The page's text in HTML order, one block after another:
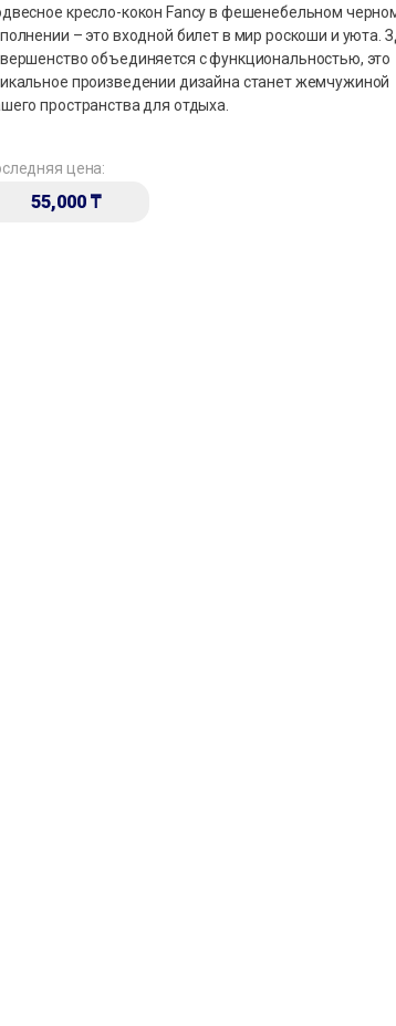
кресло-кокон Fancy в фешенебельном
– это входной билет в мир роскоши и уюта.
объединяется с функциональностью, это
произведении дизайна станет жемчужиной
пространства для отдыха.
цена:
55,000 ₸